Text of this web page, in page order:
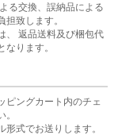
る交換、誤納品による
致します。
、 返品送料及び梱包代
ります。
ピングカート内のチェ
式でお送りします。